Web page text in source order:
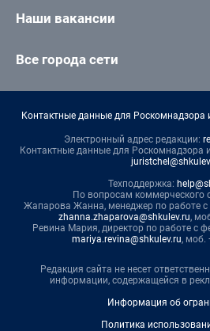
Наши вакансии
Все города сети
Контактные данные для Роскомнадзора
Электронный адрес редакции:
Контактные данные для Роскомнадзора
Техподдержка:
По вопросам коммерческого
Жапарова Жанна, менеджер по работе
zhanna.zhaparova@shkulev.ru,
Ревина Мария, директор по работе с
mariya.revina@shkulev.ru, моб.
Редакция сайта не несет
информации, содержащейся в
Информация об
Политика